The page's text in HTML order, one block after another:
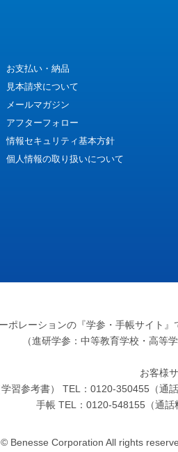
お支払い・納品
見本請求について
メールマガジン
アフターフォロー
情報セキュリティ基本方針
個人情報の取り扱いについて
ポレーションの『学参・手帳サイト』
（進研学参：中等教育学校・高等
お客様
学習参考書） TEL：0120-350455（通
手帳 TEL：0120-548155（通話
Benesse Corporation All rights